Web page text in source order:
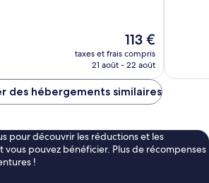
Le
nouveau
prix
de
113 €
taxes et frais compris
21 août - 22 août
des hébergements similaires
pour découvrir les réductions et les
vous pouvez bénéficier. Plus de récompenses
!